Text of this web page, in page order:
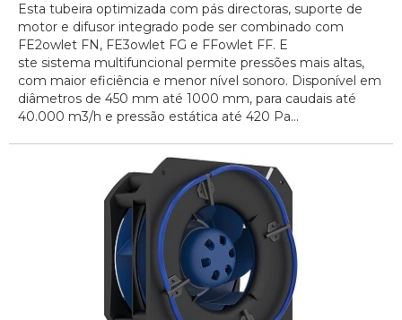
Esta tubeira optimizada com pás directoras, suporte de
motor e difusor integrado pode ser combinado com
FE2owlet FN, FE3owlet FG e FFowlet FF. E
ste sistema multifuncional permite pressões mais altas,
com maior eficiência e menor nível sonoro. Disponível em
diâmetros de 450 mm até 1000 mm, para caudais até
40.000 m3/h e pressão estática até 420 Pa...